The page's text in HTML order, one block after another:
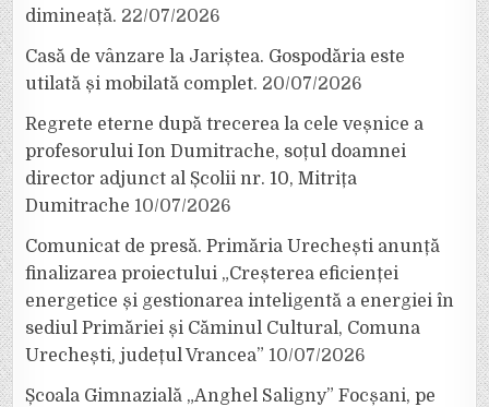
dimineață. 22/07/2026
Casă de vânzare la Jariștea. Gospodăria este
utilată și mobilată complet. 20/07/2026
Regrete eterne după trecerea la cele veșnice a
profesorului Ion Dumitrache, soțul doamnei
director adjunct al Școlii nr. 10, Mitrița
Dumitrache 10/07/2026
Comunicat de presă. Primăria Urechești anunță
finalizarea proiectului „Creșterea eficienței
energetice și gestionarea inteligentă a energiei în
sediul Primăriei și Căminul Cultural, Comuna
Urechești, județul Vrancea” 10/07/2026
Școala Gimnazială „Anghel Saligny” Focșani, pe